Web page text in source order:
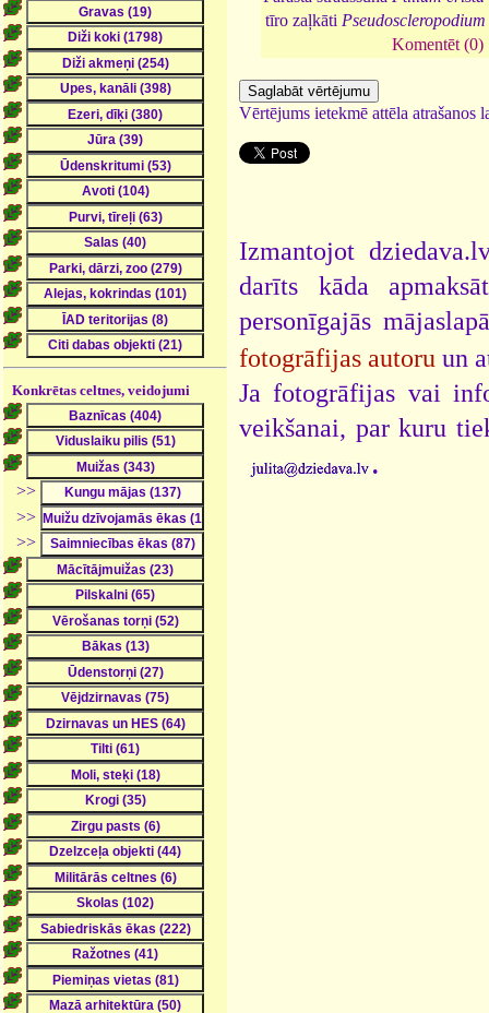
Konkrētas celtnes, veidojumi
>>
>>
>>
tīro zaļkāti
Komentēt (0)
Vērtējums ietekmē attēla atrašanos
Izmantojot
darīts kāda
personīgajās
fotogrāfijas autoru un
Ja fotogrāfijas vai
veikšanai, par kuru
.